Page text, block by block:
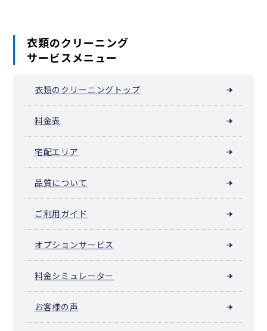
衣類のクリーニング
サービスメニュー
衣類のクリーニングトップ
料金表
宅配エリア
品質について
ご利用ガイド
オプションサービス
料金シミュレーター
お客様の声